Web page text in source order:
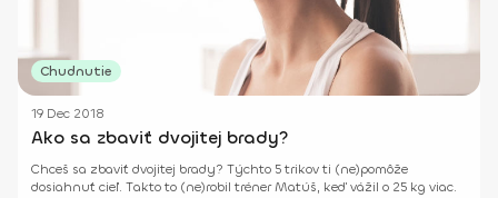
Chudnutie
19 Dec 2018
Ako sa zbaviť dvojitej brady?
Chceš sa zbaviť dvojitej brady? Týchto 5 trikov ti (ne)pomôže
dosiahnuť cieľ. Takto to (ne)robil tréner Matúš, keď vážil o 25 kg viac.